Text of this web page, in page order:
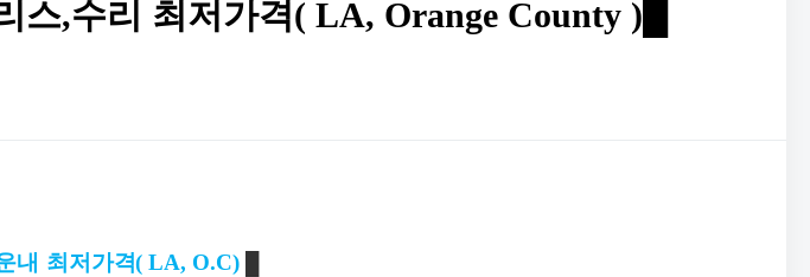
스,수리 최저가격( LA, Orange County )█
내 최저가격( LA, O.C)